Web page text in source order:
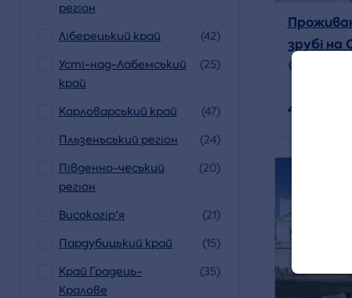
регіон
Ліберецький край
(42)
Усті-над-Лабемський
край
(25)
Карловарський край
(47)
Пльзеньський регіон
(24)
Південно-чеський
регіон
(20)
Високогір'я
(21)
Пардубицький край
(15)
Край Градець-
Кралове
(35)
зрубі на
4 580 CZK